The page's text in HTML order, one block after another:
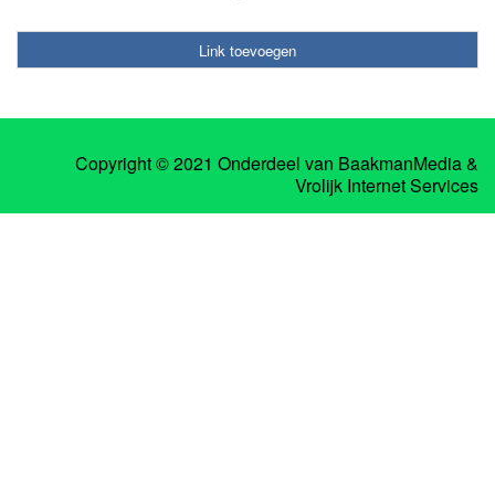
Link toevoegen
Copyright © 2021 Onderdeel van BaakmanMedia&
Vrolijk Internet Services